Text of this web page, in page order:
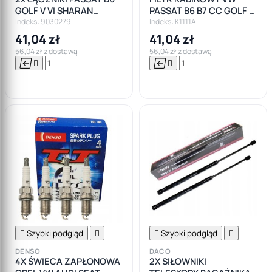
GOLF V VI SHARAN
TOURAN JETTA
Indeks: 9030279
41,04 zł
56,04 zł z dostawą
  

PASSAT B6 B7 CC GOLF 5
6 WĘGLOWY
Indeks: K1111A
41,04 zł
56,04 zł z dostawą
 
 Szybki podgląd 
DENSO
4X ŚWIECA ZAPŁONOWA
 Szybki podgląd 
DACO
2X SIŁOWNIKI